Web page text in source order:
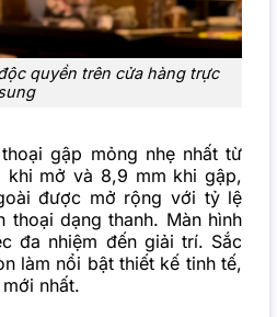
quyền trên cửa hàng trực
gập mỏng nhẹ nhất từ
khi mở và 8,9 mm khi gập,
được mở rộng với tỷ lệ
dạng thanh. Màn hình
đa nhiệm đến giải trí. Sắc
làm nổi bật thiết kế tinh tế,
nhất.